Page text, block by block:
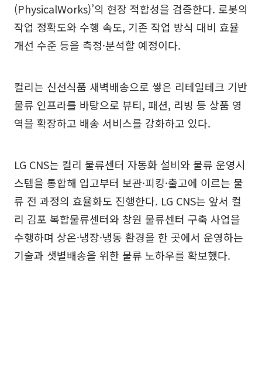
(PhysicalWorks)’의 현장 적합성을 검증한다. 로봇의
작업 정확도와 수행 속도, 기존 작업 방식 대비 효율
개선 수준 등을 측정·분석할 예정이다.
컬리는 신선식품 새벽배송으로 쌓은 리테일테크 기반
물류 인프라를 바탕으로 뷰티, 패션, 리빙 등 상품 영
역을 확장하고 배송 서비스를 강화하고 있다.
LG CNS는 컬리 물류센터 자동화 설비와 물류 운영시
스템을 통합해 입고부터 보관·피킹·출고에 이르는 물
류 전 과정의 효율화도 진행한다. LG CNS는 앞서 컬
리 김포 복합물류센터와 창원 물류센터 구축 사업을
수행하며 상온·냉장·냉동 환경을 한 곳에서 운영하는
기술과 샛별배송을 위한 물류 노하우를 확보했다.